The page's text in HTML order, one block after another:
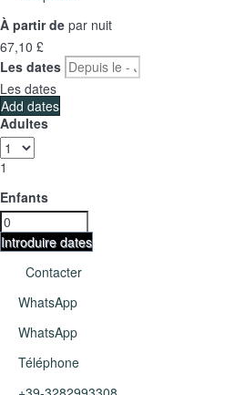
À partir de par nuit
67,10 £
Les dates
Les dates
Add dates
Adultes
1
Enfants
Introduire dates
Contacter
WhatsApp
WhatsApp
Téléphone